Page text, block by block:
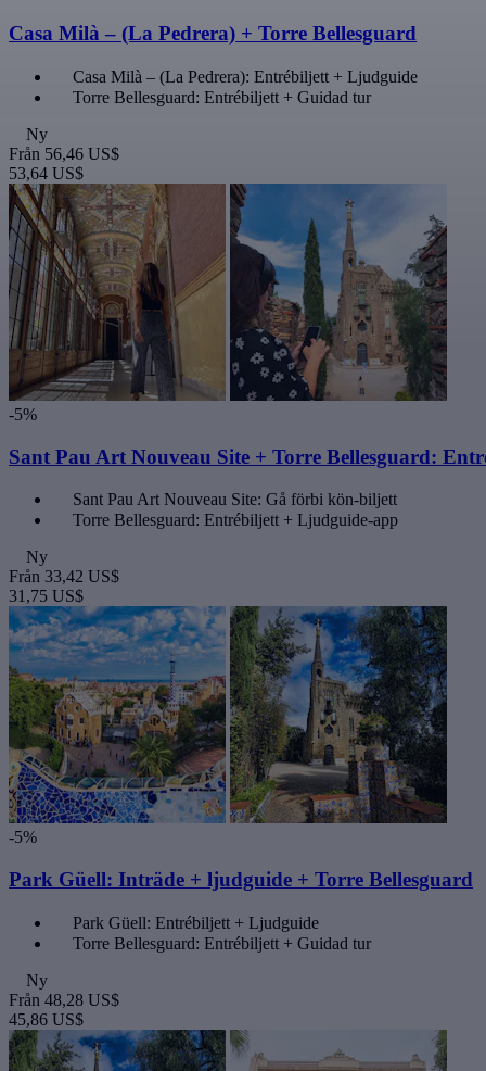
Casa Milà – (La Pedrera) + Torre Bellesguard
Casa Milà – (La Pedrera): Entrébiljett + Ljudguide
Torre Bellesguard: Entrébiljett + Guidad tur
Ny
Från 56,46 US$
53,64 US$
-5%
Sant Pau Art Nouveau Site + Torre Bellesguard:
Sant Pau Art Nouveau Site: Gå förbi kön-biljett
Torre Bellesguard: Entrébiljett + Ljudguide-app
Ny
Från 33,42 US$
31,75 US$
-5%
Park Güell: Inträde + ljudguide + Torre Bellesguard
Park Güell: Entrébiljett + Ljudguide
Torre Bellesguard: Entrébiljett + Guidad tur
Ny
Från 48,28 US$
45,86 US$